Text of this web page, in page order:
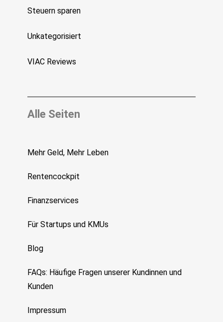
Steuern sparen
Unkategorisiert
VIAC Reviews
Alle Seiten
Mehr Geld, Mehr Leben
Rentencockpit
Finanzservices
Für Startups und KMUs
Blog
FAQs: Häufige Fragen unserer Kundinnen und
Kunden
Impressum